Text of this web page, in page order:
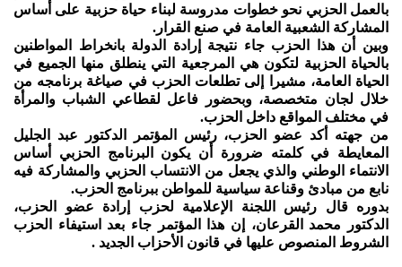
بالعمل الحزبي نحو خطوات مدروسة لبناء حياة حزبية على أساس
المشاركة الشعبية العامة في صنع القرار.
وبين أن هذا الحزب جاء نتيجة إرادة الدولة بانخراط المواطنين
بالحياة الحزبية لتكون هي المرجعية التي ينطلق منها الجميع في
الحياة العامة، مشيرا إلى تطلعات الحزب في صياغة برنامجه من
خلال لجان متخصصة، وبحضور فاعل لقطاعي الشباب والمرأة
في مختلف المواقع داخل الحزب.
من جهته أكد عضو الحزب، رئيس المؤتمر الدكتور عبد الجليل
المعايطة في كلمته ضرورة أن يكون البرنامج الحزبي أساس
الانتماء الوطني والذي يجعل من الانتساب الحزبي والمشاركة فيه
نابع من مبادئ وقناعة سياسية للمواطن ببرنامج الحزب.
بدوره قال رئيس اللجنة الإعلامية لحزب إرادة عضو الحزب،
الدكتور محمد القرعان، إن هذا المؤتمر جاء بعد استيفاء الحزب
الشروط المنصوص عليها في قانون الأحزاب الجديد .